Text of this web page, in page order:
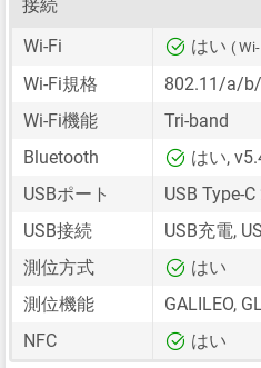
接続
Wi-Fi
はい (
Wi-Fi規格
802.11/a/
Wi-Fi機能
Tri-band
Bluetooth
はい,
USBポート
USB Type-C
USB接続
USB充電,
測位方式
はい
測位機能
GALILEO,
NFC
はい